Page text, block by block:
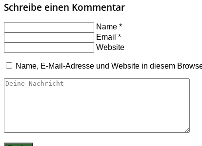
Schreibe einen Kommentar
Name *
Email *
Website
Name, E-Mail-Adresse und Website in diesem